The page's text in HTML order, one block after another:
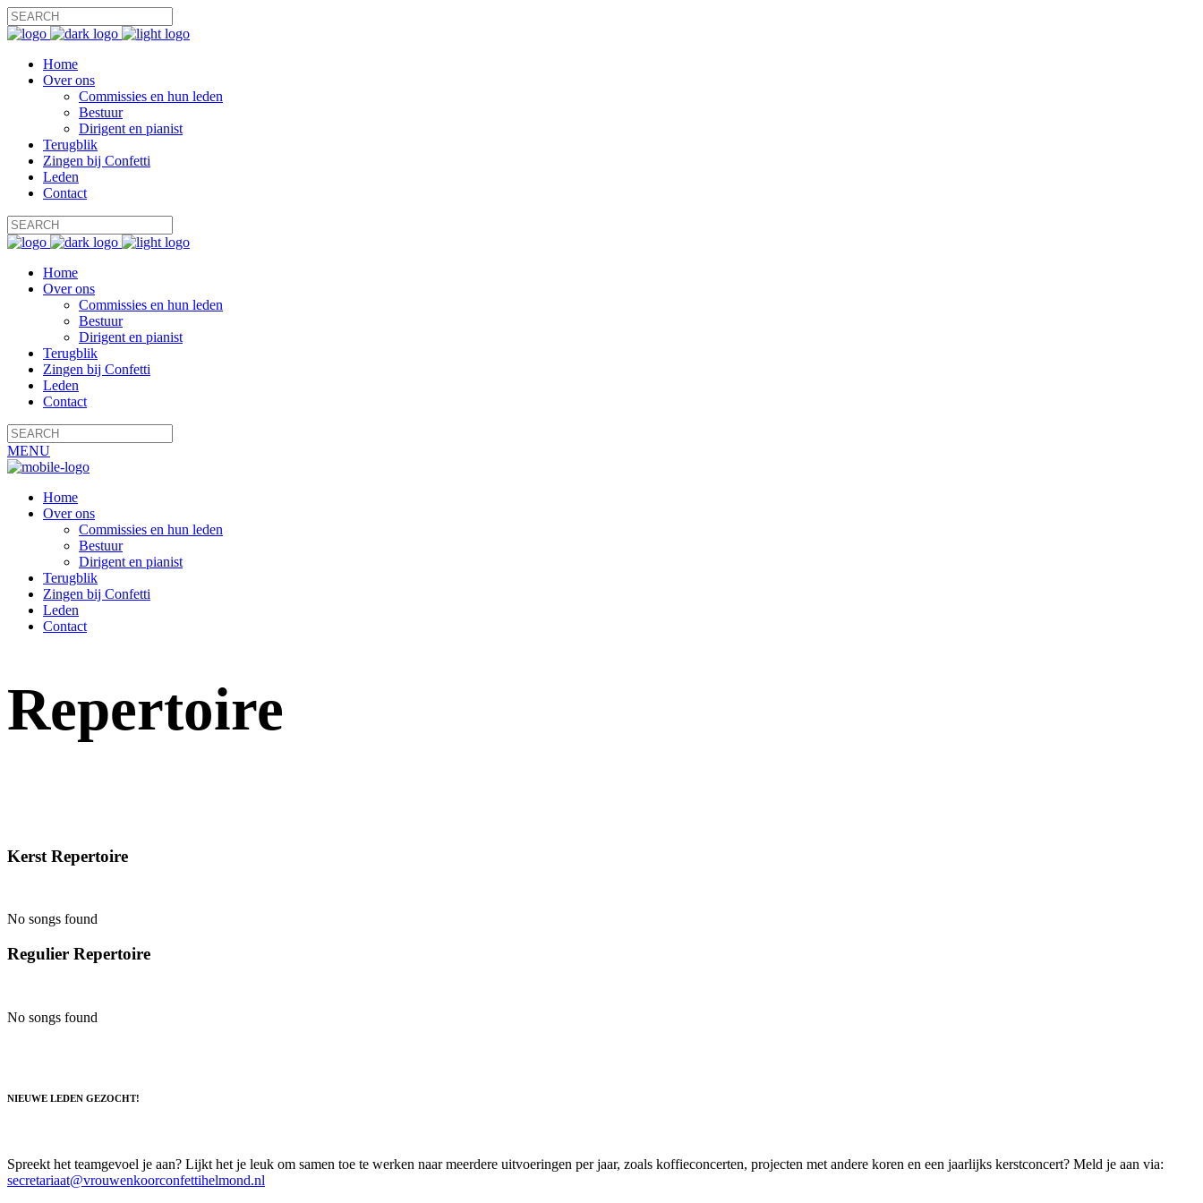
Home
Over ons
Commissies en hun leden
Bestuur
Dirigent en pianist
Terugblik
Zingen bij Confetti
Leden
Contact
Home
Over ons
Commissies en hun leden
Bestuur
Dirigent en pianist
Terugblik
Zingen bij Confetti
Leden
Contact
MENU
Home
Over ons
Commissies en hun leden
Bestuur
Dirigent en pianist
Terugblik
Zingen bij Confetti
Leden
Contact
Repertoire
Kerst Repertoire
No songs found
Regulier Repertoire
No songs found
NIEUWE LEDEN GEZOCHT!
Spreekt het teamgevoel je aan? Lijkt het je leuk om samen toe te werken naar meerdere uitvoeringen per jaar, zoals koffieconcerten, projecten met andere koren en een jaarlijks kerstconcert? Meld je aan via:
secretariaat@vrouwenkoorconfettihelmond.nl